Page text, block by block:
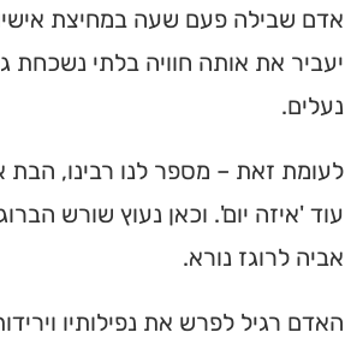
אדם שבילה פעם שעה במחיצת
יעביר את אותה חוויה בלתי נשכחת
נעלים.
לעומת זאת – מספר לנו רבינו, הבת
עוד 'איזה יום'. וכאן נעוץ שורש
אביה לרוגז נורא.
האדם רגיל לפרש את נפילותיו